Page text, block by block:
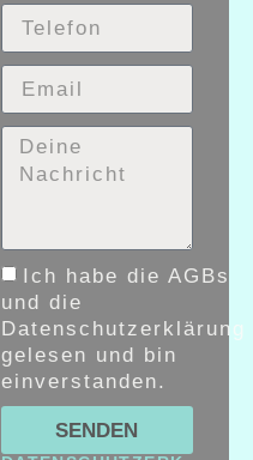
Ich habe die AGBs
und die
Datenschutzerklärung
gelesen und bin
einverstanden.
SENDEN